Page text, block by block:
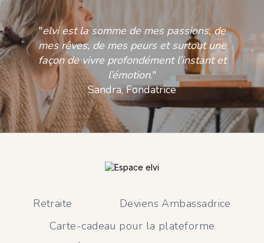
"elvi est la somme de mes passions, de
mes rêves, de mes peurs et surtout une
façon de vivre profondément l’instant et
l’émotion."
Sandra, Fondatrice
Retraite
Deviens Ambassadrice
Carte-cadeau pour la plateforme